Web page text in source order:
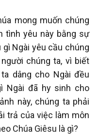
mong muốn chúng
tình yêu này bằng sự
Ngài yêu cầu chúng
chúng ta, vì biết
dâng cho Ngài đều
Ngài đã hy sinh cho
này, chúng ta phải
trả của việc làm môn
Chúa Giêsu là gì?